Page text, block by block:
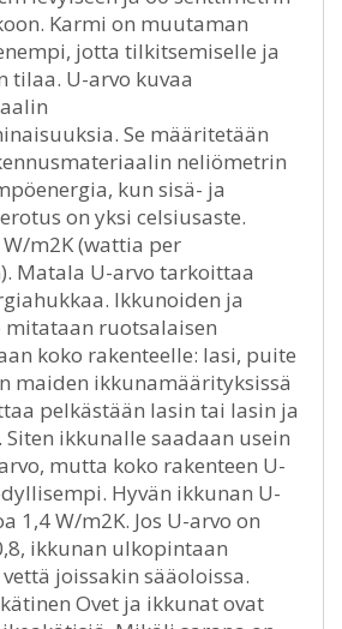
Karmi on muutaman
jotta tilkitsemiselle ja
tilaa. U-arvo kuvaa
Se määritetään
neliömetrin
kun sisä- ja
on yksi celsiusaste.
m2K (wattia per
Matala U-arvo tarkoittaa
Ikkunoiden ja
mitataan ruotsalaisen
koko rakenteelle: lasi, puite
maiden ikkunamäärityksissä
pelkästään lasin tai lasin ja
ikkunalle saadaan usein
mutta koko rakenteen U-
Hyvän ikkunan U-
1,4 W/m2K. Jos U-arvo on
ikkunan ulkopintaan
joissakin sääoloissa.
Ovet ja ikkunat ovat